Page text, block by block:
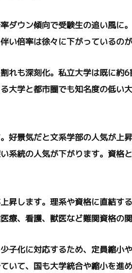
ダウン傾向で受験生の追い風に
い倍率は徐々に下がっているのが
れも深刻化。私立大学は既に約
大学と都市圏でも知名度の低い
好景気だと文系学部の人気が上
系統の人気が下がります。資格
昇します。理系や資格に直結す
療、看護、獣医など難関資格の関
子化に対応するため、定員縮小
いて、国も大学統合や縮小を進